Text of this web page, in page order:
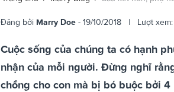
Đăng bởi Marry Doe - 19/10/2018 | Lượt xem:
Cuộc sống của chúng ta có hạnh
nhận của mỗi người. Đừng nghĩ
chồng cho con mà bị bó buộc bởi